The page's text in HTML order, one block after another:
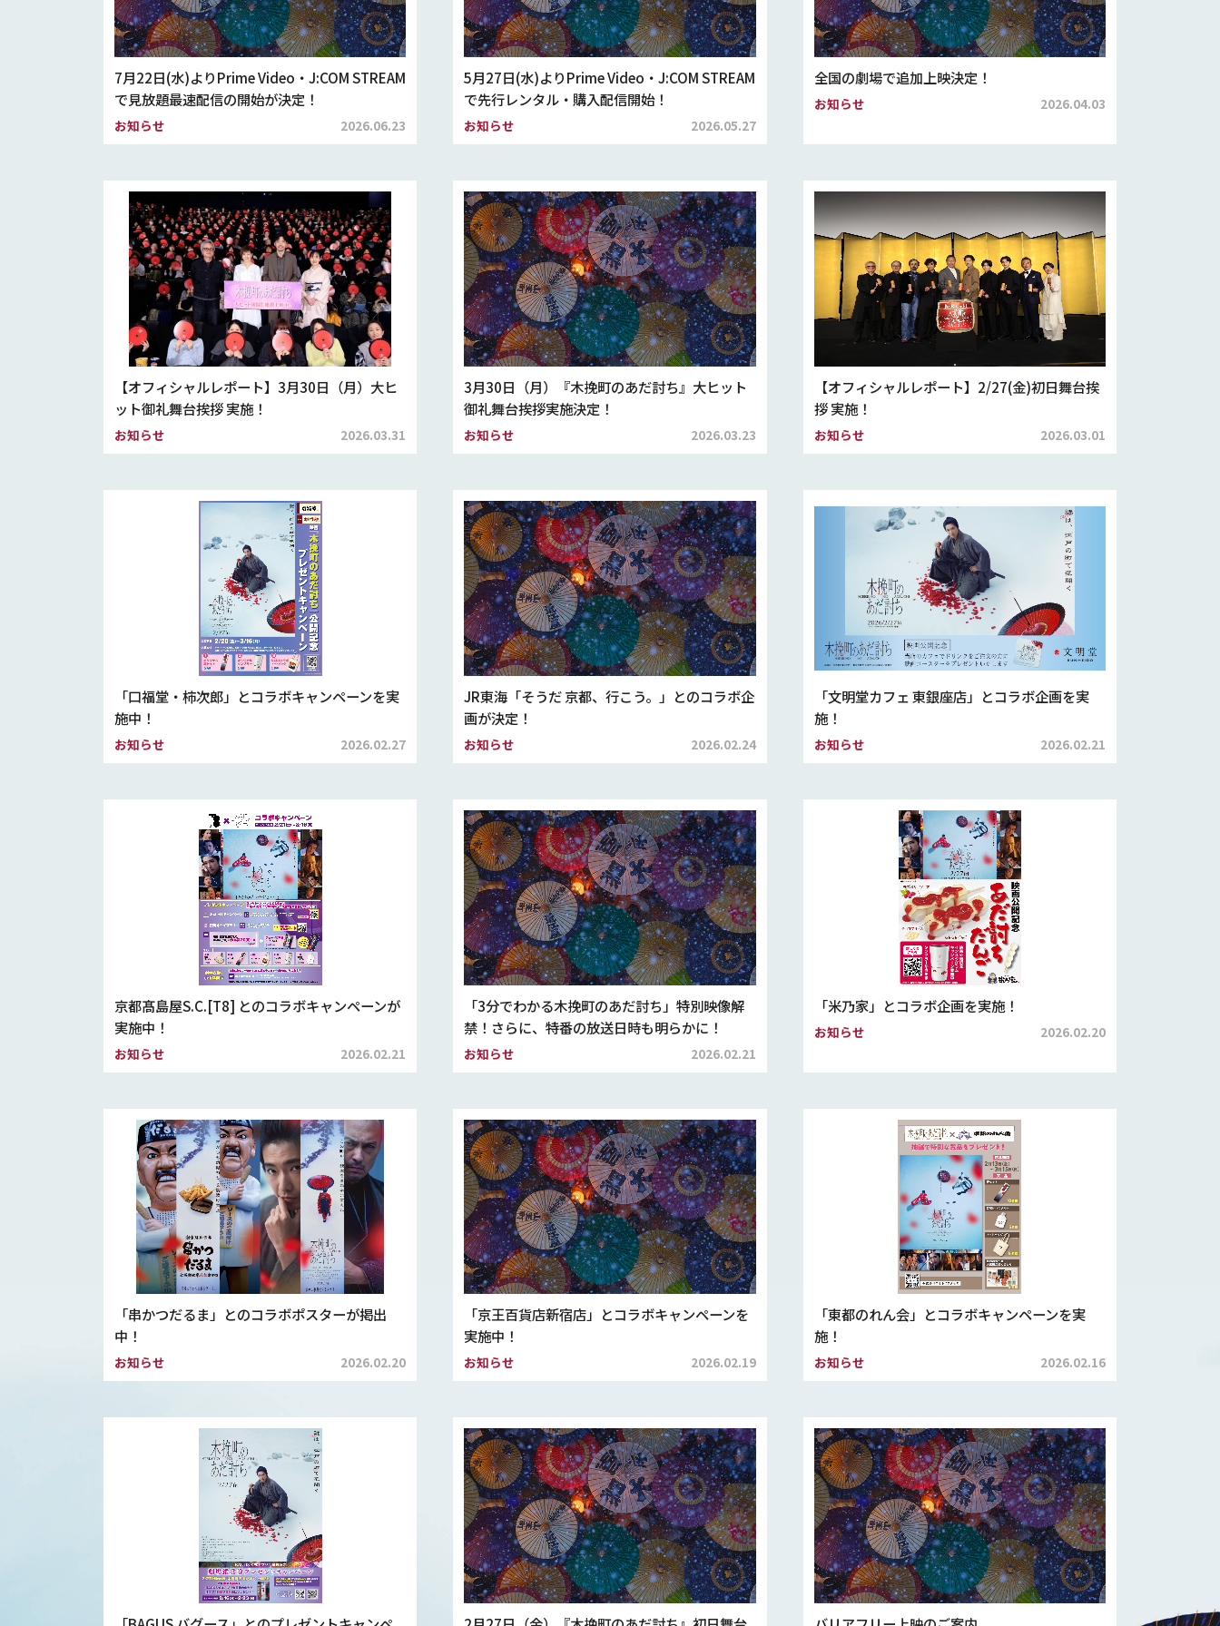
7月22日(水)よりPrime Video・J:COM STREAM
で見放題最速配信の開始が決定！
お知らせ 2026.06.23
5月27日(水)よりPrime Video・J:COM STREAM
で先行レンタル・購入配信開始！
お知らせ 2026.05.27
全国の劇場で追加上映決定！
お知らせ 2026.04.03
【オフィシャルレポート】3月30日（月）大ヒ
ット御礼舞台挨拶 実施！
お知らせ 2026.03.31
3月30日（月）『木挽町のあだ討ち』大ヒット
御礼舞台挨拶実施決定！
お知らせ 2026.03.23
【オフィシャルレポート】2/27(金)初日舞台挨
拶 実施！
お知らせ 2026.03.01
「口福堂・柿次郎」とコラボキャンペーンを実
施中！
お知らせ 2026.02.27
JR東海「そうだ 京都、行こう。」とのコラボ企
画が決定！
お知らせ 2026.02.24
「文明堂カフェ 東銀座店」とコラボ企画を実
施！
お知らせ 2026.02.21
京都髙島屋S.C.[T8] とのコラボキャンペーンが
実施中！
お知らせ 2026.02.21
「3分でわかる木挽町のあだ討ち」特別映像解
禁！さらに、特番の放送日時も明らかに！
お知らせ 2026.02.21
「米乃家」とコラボ企画を実施！
お知らせ 2026.02.20
「串かつだるま」とのコラボポスターが掲出
中！
お知らせ 2026.02.20
「京王百貨店新宿店」とコラボキャンペーンを
実施中！
お知らせ 2026.02.19
「東都のれん会」とコラボキャンペーンを実
施！
お知らせ 2026.02.16